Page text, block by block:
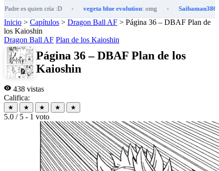
quien cría :D • vegeta blue evolution: omg • Saibaman386: todos los
Inicio > Capítulos > Dragon Ball AF > Página 36 – DBAF Plan de
los Kaioshin
Dragon Ball AF Plan de los Kaioshin
Página 36 – DBAF Plan de los
Kaioshin
438 vistas
Califica:
★ ★ ★ ★ ★
5.0 / 5 - 1 voto